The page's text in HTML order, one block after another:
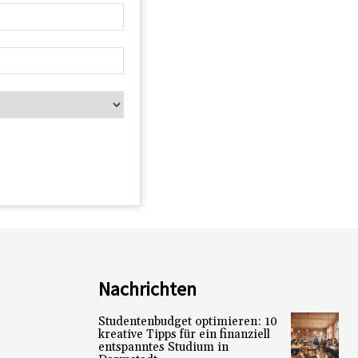
Nachrichten
Studentenbudget optimieren: 10
kreative Tipps für ein finanziell
entspanntes Studium in